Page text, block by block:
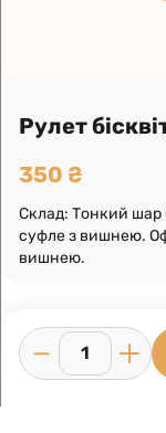
Рулет
350 ₴
Склад: Тонкий шар
суфле з вишнею.
вишнею.